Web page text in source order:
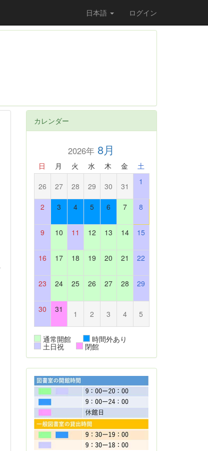
日本語 ログイン
カレンダー
2026年 8月
日 月 火 水 木 金 土
26 27 28 29 30 31 1
2 3 4 5 6 7 8
9 10 11 12 13 14 15
16 17 18 19 20 21 22
23 24 25 26 27 28 29
30 31 1 2 3 4 5
通常開館 時間外あり
土日祝 閉館